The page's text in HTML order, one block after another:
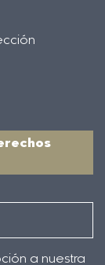
a nuestra